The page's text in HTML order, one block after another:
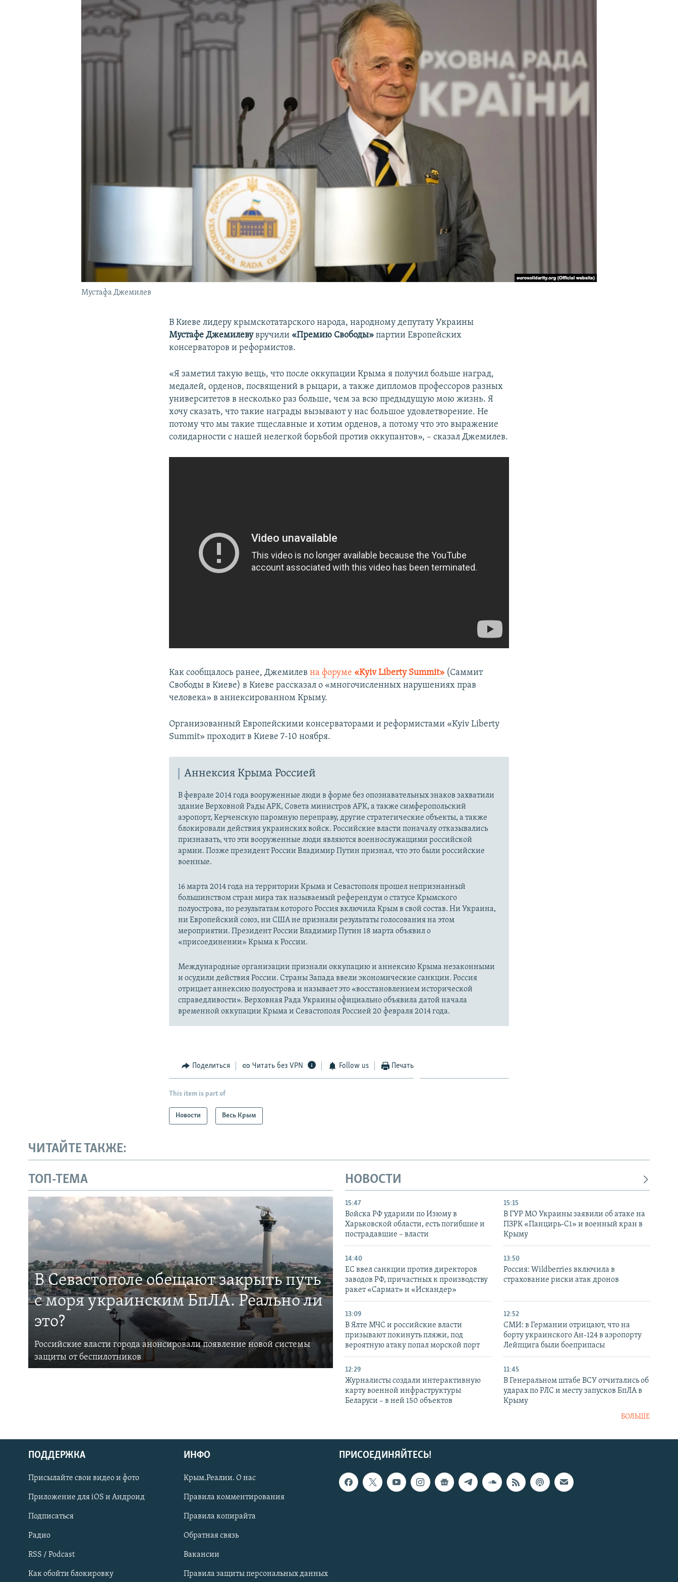
КРЫМ.НЕПОКОРЕННЫЙ
УКРАИНСКАЯ ПРОБЛЕМА КРЫМА
Українською
Qırımtatar
ПРИСОЕДИНЯЙТЕСЬ!
Мустафа Джемилев
В Киеве лидеру крымскотатарского народа, народному депутату Украины
Мустафе Джемилевувручили «Премию Свободы» партии Европейских
консерваторов и реформистов.
«Я заметил такую вещь, что после оккупации Крыма я получил больше наград,
медалей, орденов, посвящений в рыцари, а также дипломов профессоров разных
университетов в несколько раз больше, чем за всю предыдущую мою жизнь. Я
хочу сказать, что такие награды вызывают у нас большое удовлетворение. Не
потому что мы такие тщеславные и хотим орденов, а потому что это выражение
солидарности с нашей нелегкой борьбой против оккупантов», – сказал Джемилев.
Как сообщалось ранее, Джемилевна форуме «Kyiv Liberty Summit» (Саммит
Свободы в Киеве) в Киеве рассказал о «многочисленных нарушениях прав
человека» в аннексированном Крыму.
Организованный Европейскими консерваторами и реформистами «Kyiv Liberty
Summit» проходит в Киеве 7-10 ноября.
Аннексия Крыма Россией
В феврале 2014 года вооруженные люди в форме без опознавательных знаков захватили
здание Верховной Рады АРК, Совета министров АРК, а также симферопольский
аэропорт, Керченскую паромную переправу, другие стратегические объекты, а также
блокировали действия украинских войск. Российские власти поначалу отказывались
признавать, что эти вооруженные люди являются военнослужащими российской
армии. Позже президент России Владимир Путин признал, что это были российские
военные.
16 марта 2014 года на территории Крыма и Севастополя прошел непризнанный
большинством стран мира так называемый референдум о статусе Крымского
полуострова, по результатам которого Россия включила Крым в свой состав. Ни Украина,
ни Европейский союз, ни США не признали результаты голосования на этом
мероприятии. Президент России Владимир Путин 18 марта объявил о
«присоединении» Крыма к России.
Международные организации признали оккупацию и аннексию Крыма незаконными
и осудили действия России. Страны Запада ввели экономические санкции. Россия
отрицает аннексию полуострова и называет это «восстановлением исторической
справедливости». Верховная Рада Украины официально объявила датой начала
временной оккупации Крыма и Севастополя Россией 20 февраля 2014 года.
Поделиться Читать без VPN Follow us Печать
This item is part of
Новости Весь Крым
ЧИТАЙТЕ ТАКЖЕ:
ТОП-ТЕМА
В Севастополе обещают закрыть путь
с моря украинским БпЛА. Реально ли
это?
Российские власти города анонсировали появление новой системы
защиты от беспилотников
НОВОСТИ
15:47
Войска РФ ударили по Изюму в
Харьковской области, есть погибшие и
пострадавшие – власти
15:15
В ГУР МО Украины заявили об атаке на
ПЗРК «Панцирь-С1» и военный кран в
Крыму
14:40
ЕС ввел санкции против директоров
заводов РФ, причастных к производству
ракет «Сармат» и «Искандер»
13:50
Россия: Wildberries включила в
страхование риски атак дронов
13:09
В Ялте МЧС и российские власти
призывают покинуть пляжи, под
вероятную атаку попал морской порт
12:52
СМИ: в Германии отрицают, что на
борту украинского Ан-124 в аэропорту
Лейпцига были боеприпасы
12:29
Журналисты создали интерактивную
карту военной инфраструктуры
Беларуси – в ней 150 объектов
11:45
В Генеральном штабе ВСУ отчитались об
ударах по РЛС и месту запусков БпЛА в
Крыму
БОЛЬШЕ
ПРИСОЕДИНЯЙТЕСЬ!
ПОДДЕРЖКА
Присылайте свои видео и фото
Приложение для iOS и Андроид
Подписаться
Радио
RSS / Podcast
Как обойти блокировку
ИНФО
Крым.Реалии. О нас
Правила комментирования
Правила копирайта
Обратная связь
Вакансии
Правила защиты персональных данных